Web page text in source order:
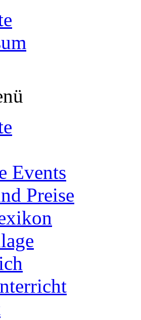
Events
Preise